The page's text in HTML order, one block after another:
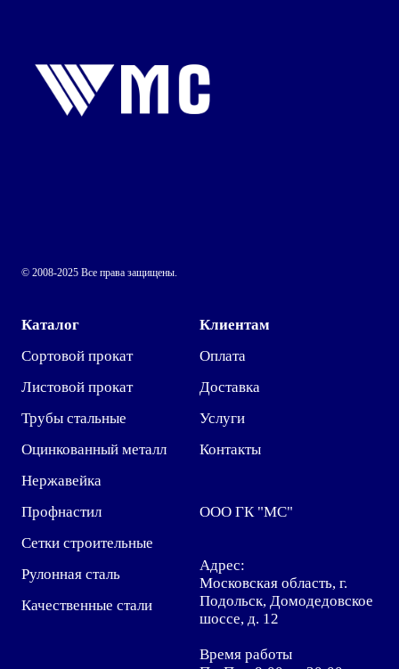
© 2008-2025 Все права защищены.
Каталог
Сортовой прокат
Листовой прокат
Трубы стальные
Оцинкованный металл
Нержавейка
Профнастил
Сетки строительные
Рулонная сталь
Качественные стали
Клиентам
Оплата
Доставка
Услуги
Контакты
ООО ГК "МС"
Адрес:
Московская область, г.
Подольск, Домодедовское
шоссе, д. 12
Время работы